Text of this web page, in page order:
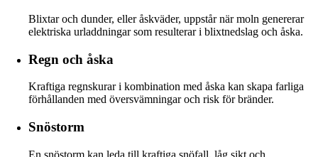
Blixtar och dunder, eller åskväder, uppstår när moln genererar
elektriska urladdningar som resulterar i blixtnedslag och åska.
Regn och åska
Kraftiga regnskurar i kombination med åska kan skapa farliga
förhållanden med översvämningar och risk för bränder.
Snöstorm
En snöstorm kan leda till kraftiga snöfall, låg sikt och